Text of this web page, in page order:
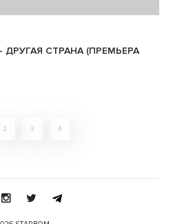
ДРУГАЯ СТРАНА (ПРЕМЬЕРА
2 3 4